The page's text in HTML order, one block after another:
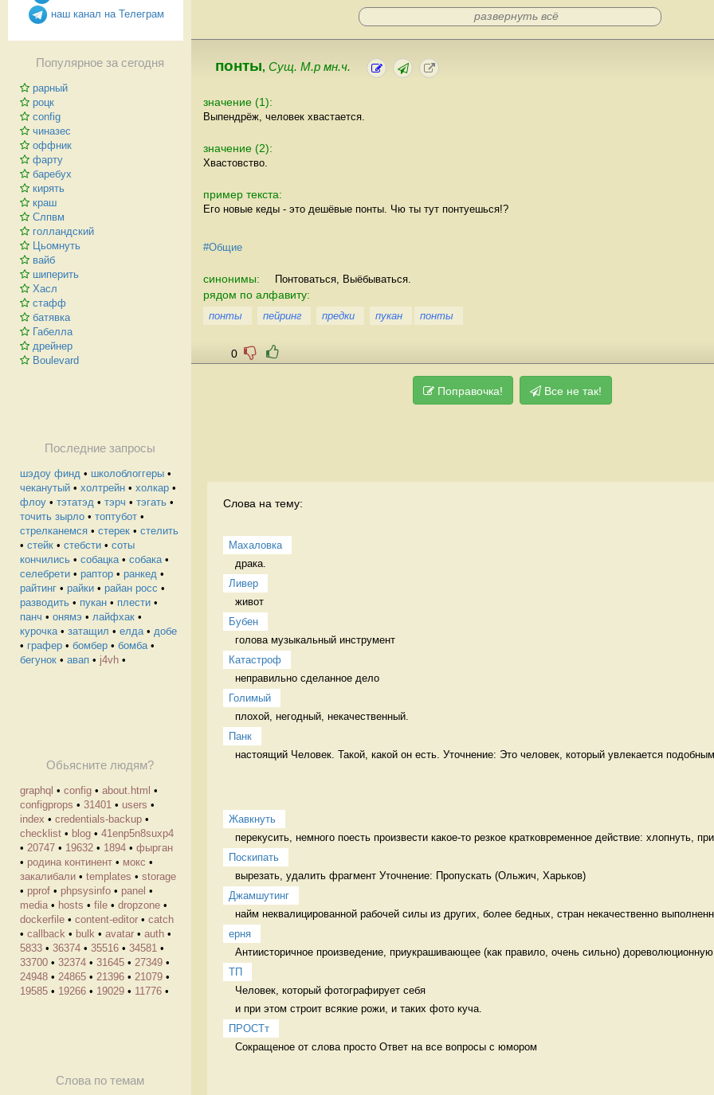
наш канал на Телеграм
Популярное за сегодня
рарный
роцк
config
чиназес
оффник
фарту
баребух
кирять
краш
Слпвм
голландский
Цьомнуть
вайб
шиперить
Хасл
стафф
батявка
Габелла
дрейнер
Boulevard
Последние запросы
шэдоу финд • школоблоггеры •
чеканутый • холтрейн • холкар •
флоу • тэтатэд • тэрч • тэгать •
точить зырло • топтубот •
стрелканемся • стерек • стелить
• стейк • стебсти • соты
кончились • собацка• собака•
селебрети • раптор • ранкед •
райтинг • райки • райан росс •
разводить • пукан • плести •
панч • онямэ • лайфхак •
курочка• затащил • елда• добе
• графер • бомбер • бомба•
бегунок • авап • j4vh •
Обьясните людям?
graphql • config • about.html •
configprops • 31401 • users •
index • credentials-backup •
checklist • blog • 41enp5n8suxp4
• 20747 • 19632 • 1894 • фырган
• родина континент • мокс •
закалибали • templates • storage
• pprof • phpsysinfo • panel •
media • hosts • file • dropzone •
dockerfile • content-editor • catch
• callback • bulk • avatar • auth •
5833 • 36374 • 35516 • 34581 •
33700 • 32374 • 31645 • 27349 •
24948 • 24865 • 21396 • 21079 •
19585 • 19266 • 19029 • 11776 •
Слова по темам
развернуть всё
понты, Сущ. М.р мн.ч.
значение (1):
Выпендрёж, человек хвастается.
значение (2):
Хвастовство.
пример текста:
Его новые кеды - это дешёвые понты. Чю ты тут понтуешься!?
#Общие
синонимы: Понтоваться, Выёбываться.
рядом по алфавиту:
понты пейринг предки пукан понты
0
Поправочка! Все не так!
Слова на тему:
Махаловка
драка.
Ливер
живот
Бубен
голова музыкальный инструмент
Катастроф
неправильно сделанное дело
Голимый
плохой, негодный, некачественный.
Панк
настоящий Человек. Такой, какой он есть. Уточнение: Это человек, который увлекается подобным
Жавкнуть
перекусить, немного поесть произвести какое-то резкое кратковременное действие: хлопнуть,
Поскипать
Джамшутинг
найм неквалицированной рабочей силы из других, более бедных, стран некачественно
ерня
Антиисторичное произведение, приукрашивающее (как правило, очень сильно) дореволюционную
ТП
Человек, который фотографирует себя
и при этом строит всякие рожи, и таких фото куча.
ПРОСТт
Сокращеное от слова просто Ответ на все вопросы с юмором